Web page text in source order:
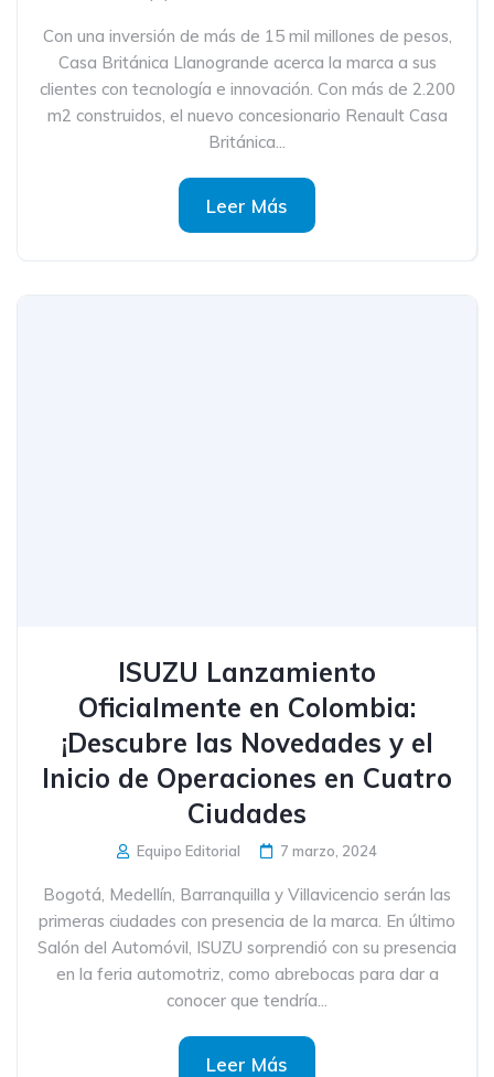
Con una inversión de más de 15 mil millones de pesos,
Casa Británica Llanogrande acerca la marca a sus
clientes con tecnología e innovación. Con más de 2.200
m2 construidos, el nuevo concesionario Renault Casa
Británica...
Leer Más
ISUZU Lanzamiento
Oficialmente en Colombia:
¡Descubre las Novedades y el
Inicio de Operaciones en Cuatro
Ciudades
Equipo Editorial 7 marzo, 2024
Bogotá, Medellín, Barranquilla y Villavicencio serán las
primeras ciudades con presencia de la marca. En último
Salón del Automóvil, ISUZU sorprendió con su presencia
en la feria automotriz, como abrebocas para dar a
conocer que tendría...
Leer Más